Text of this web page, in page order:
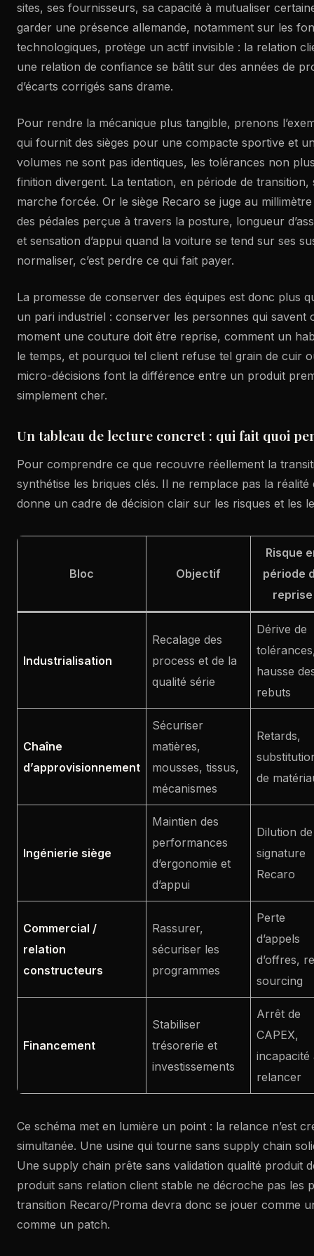
sites, ses fournisseurs, sa capacité à mutualiser
garder une présence allemande, notamment sur les
technologiques, protège un actif invisible : la relation
une relation de confiance se bâtit sur des années de
d’écarts corrigés sans drame.
Pour rendre la mécanique plus tangible, prenons
qui fournit des sièges pour une compacte sportive et
volumes ne sont pas identiques, les tolérances non
finition divergent. La tentation, en période de transition,
marche forcée. Or le siège Recaro se juge au
des pédales perçue à travers la posture, longueur
et sensation d’appui quand la voiture se tend sur ses
normaliser, c’est perdre ce qui fait payer.
La promesse de conserver des équipes est donc plus
un pari industriel : conserver les personnes qui savent
moment une couture doit être reprise, comment un
le temps, et pourquoi tel client refuse tel grain de cuir
micro-décisions font la différence entre un produit
simplement cher.
Un tableau de lecture concret : qui fait quoi
Pour comprendre ce que recouvre réellement la
synthétise les briques clés. Il ne remplace pas la réalité
donne un cadre de décision clair sur les risques et les
Bloc Objectif
Risque
période
reprise
Industrialisation
Recalage des
process et de la
qualité série
Dérive de
hausse
rebuts
Chaîne
d’approvisionnement
Sécuriser
matières,
mousses, tissus,
mécanismes
Retards,
de
Ingénierie siège
Maintien des
performances
d’ergonomie et
d’appui
Dilution
signature
Recaro
Commercial /
relation
constructeurs
Rassurer,
sécuriser les
programmes
Perte
d’appels
d’offres,
sourcing
Financement
Stabiliser
trésorerie et
investissements
Arrêt de
CAPEX,
incapacité
relancer
Ce schéma met en lumière un point : la relance n’est
simultanée. Une usine qui tourne sans supply chain
Une supply chain prête sans validation qualité produit
produit sans relation client stable ne décroche pas les
transition Recaro/Proma devra donc se jouer comme
comme un patch.